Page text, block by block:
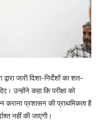
जारी दिशा-निर्देशों का शत-
उन्होंने कहा कि परीक्षा को
कराना प्रशासन की प्राथमिकता है
नहीं की जाएगी।